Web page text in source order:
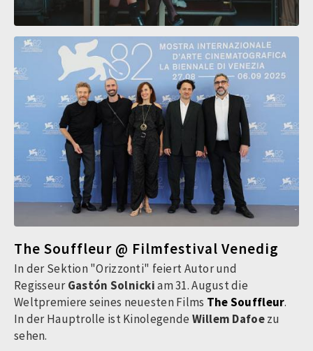
The Souffleur @ Filmfestival Venedig
In der Sektion "Orizzonti" feiert Autor und
RegisseurGastón Solnickiam 31. August die
Weltpremiere seines neuesten Films The Souffleur.
In der Hauptrolle ist Kinolegende Willem Dafoezu
sehen.